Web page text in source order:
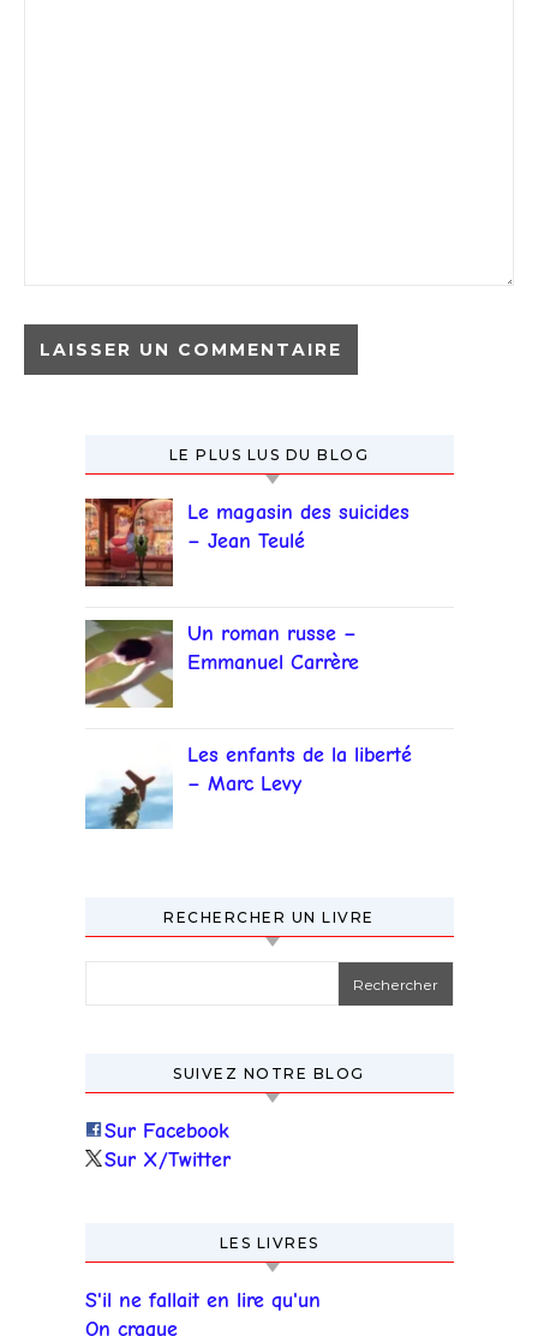
LE PLUS LUS DU BLOG
Le magasin des suicides
– Jean Teulé
Un roman russe –
Emmanuel Carrère
Les enfants de la liberté
– Marc Levy
RECHERCHER UN LIVRE
SUIVEZ NOTRE BLOG
Sur Facebook
Sur X/Twitter
LES LIVRES
S'il ne fallait en lire qu'un
On craque